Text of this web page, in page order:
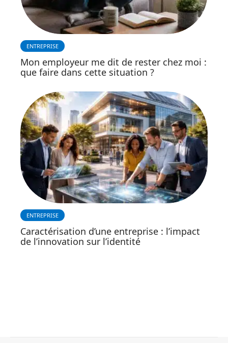
ENTREPRISE
Mon employeur me dit de rester chez moi :
que faire dans cette situation ?
ENTREPRISE
Caractérisation d’une entreprise : l’impact
de l’innovation sur l’identité